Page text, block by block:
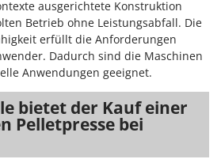
ausgerichtete Konstruktion
Betrieb ohne Leistungsabfall. Die
erfüllt die Anforderungen
Dadurch sind die Maschinen
Anwendungen geeignet.
bietet der Kauf einer
Pelletpresse bei